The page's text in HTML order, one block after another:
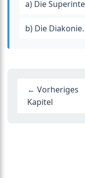
a) Die
b) Die Diakonie.
← Vorheriges
Kapitel